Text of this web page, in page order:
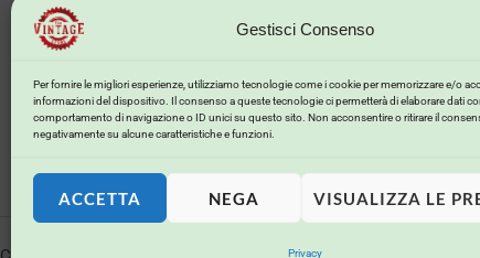
Gestisci Consenso
Per fornire le migliori esperienze, utilizziamo tecnologie come i cookie per memorizzare e/o
informazioni del dispositivo. Il consenso a queste tecnologie ci permetterà di elaborare dati
comportamento di navigazione o ID unici su questo sito. Non acconsentire o ritirare il
negativamente su alcune caratteristiche e funzioni.
ACCETTA NEGA VISUALIZZA LE
Privacy
Clicca